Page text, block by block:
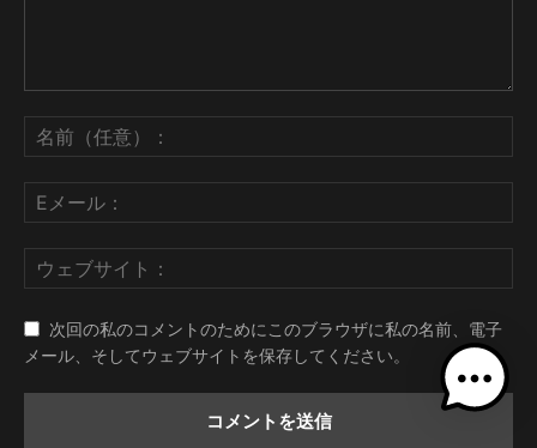
次回の私のコメントのためにこのブラウザに私の名前、電子
メール、そしてウェブサイトを保存してください。